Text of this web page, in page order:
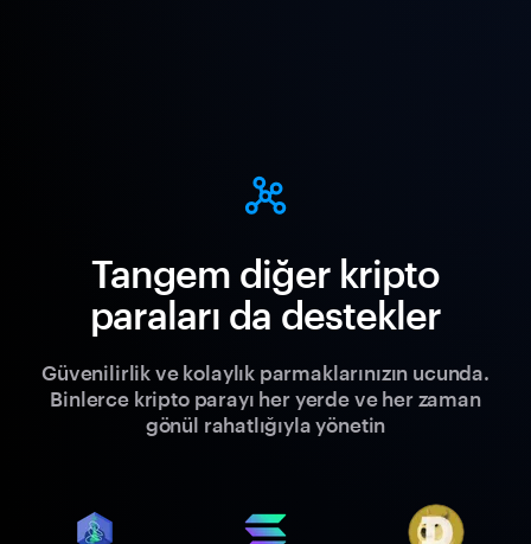
Tangem diğer kripto
paraları da destekler
Güvenilirlik ve kolaylık parmaklarınızın ucunda.
Binlerce kripto parayı her yerde ve her zaman
gönül rahatlığıyla yönetin